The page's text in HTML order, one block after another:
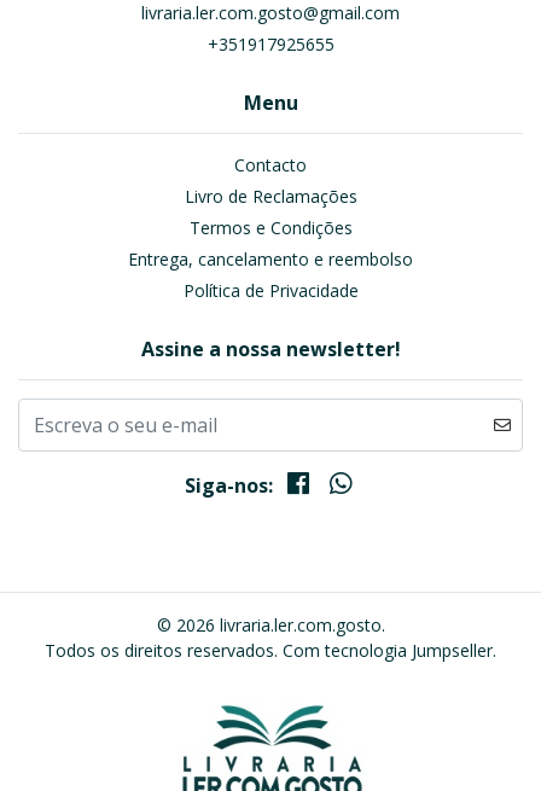
livraria.ler.com.gosto@gmail.com
+351917925655
Menu
Contacto
Livro de Reclamações
Termos e Condições
Entrega, cancelamento e reembolso
Política de Privacidade
Assine a nossa newsletter!
Siga-nos:
© 2026 livraria.ler.com.gosto.
Todos os direitos reservados. Com tecnologia Jumpseller.